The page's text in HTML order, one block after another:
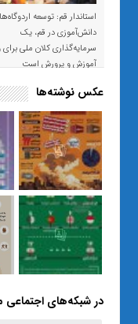
استاندار قم: توسعه
دانش‌آموزی در قم، یک
سرمایه‌گذاری کلان ملی
آموزش و پرورش است
عکس نوشته‌ها
در شبکه‌های اجتماعی